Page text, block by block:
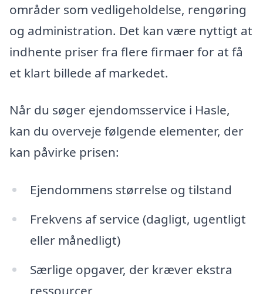
områder som vedligeholdelse, rengøring
og administration. Det kan være nyttigt at
indhente priser fra flere firmaer for at få
et klart billede af markedet.
Når du søger ejendomsservice i Hasle,
kan du overveje følgende elementer, der
kan påvirke prisen:
Ejendommens størrelse og tilstand
Frekvens af service (dagligt, ugentligt
eller månedligt)
Særlige opgaver, der kræver ekstra
ressourcer